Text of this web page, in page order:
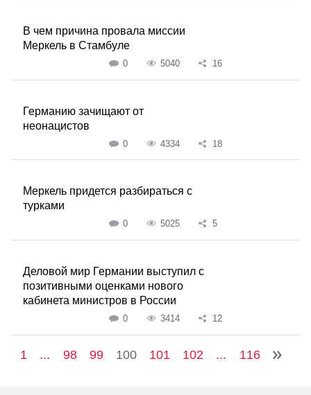
В чем причина провала миссии
Меркель в Стамбуле
0 5040 16
Германию зачищают от
неонацистов
0 4334 18
Меркель придется разбираться с
турками
0 5025 5
Деловой мир Германии выступил с
позитивными оценками нового
кабинета министров в России
0 3414 12
1 ... 98 99 100 101 102 ... 116